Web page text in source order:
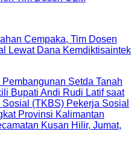
Cempaka, Tim Dosen
Lewat Dana Kemdiktisaintek